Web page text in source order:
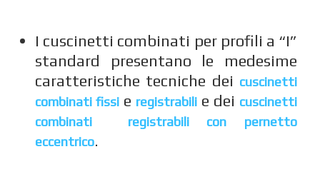
I cuscinetti combinati per profili a “I”
standard presentano le medesime
caratteristiche tecniche dei cuscinetti
combinati fissi e registrabili e dei cuscinetti
combinati registrabili con pernetto
eccentrico.